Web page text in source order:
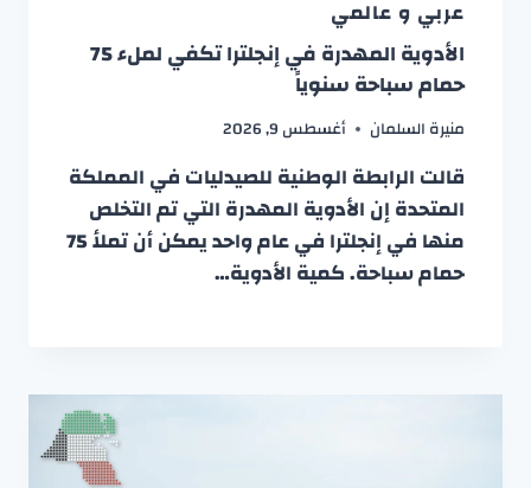
عربي و عالمي
الأدوية المهدرة في إنجلترا تكفي لملء 75
حمام سباحة سنوياً
منيرة السلمان أغسطس 9, 2026
قالت الرابطة الوطنية للصيدليات في المملكة
المتحدة إن الأدوية المهدرة التي تم التخلص
منها في إنجلترا في عام واحد يمكن أن تملأ 75
حمام سباحة. كمية الأدوية…